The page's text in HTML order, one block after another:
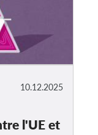
10.12.2025
l'UE et